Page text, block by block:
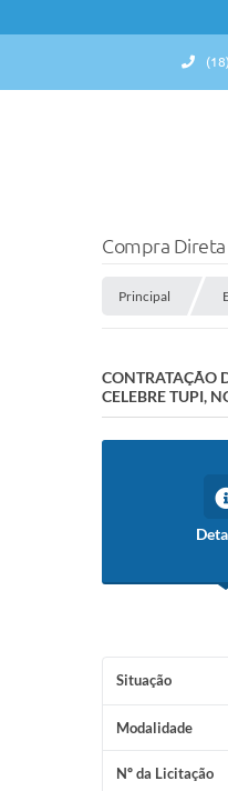
Compra Direta
Principal
CONTRATAÇÃO
CELEBRE TUPI,
Situação
Modalidade
Nº da Licitação